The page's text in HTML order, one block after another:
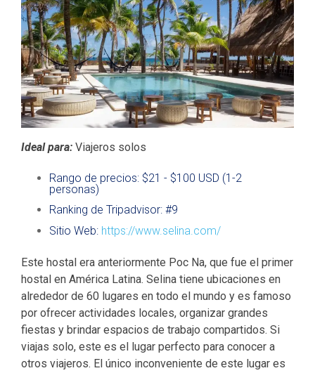
Ideal para: Viajeros solos
Rango de precios: $21 - $100 USD (1-2
personas)
Ranking de Tripadvisor: #9
Sitio Web: https://www.selina.com/
Este hostal era anteriormente Poc Na, que fue el primer
hostal en América Latina. Selina tiene ubicaciones en
alrededor de 60 lugares en todo el mundo y es famoso
por ofrecer actividades locales, organizar grandes
fiestas y brindar espacios de trabajo compartidos. Si
viajas solo, este es el lugar perfecto para conocer a
otros viajeros. El único inconveniente de este lugar es